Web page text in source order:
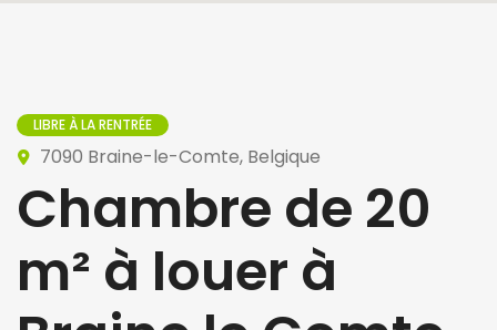
LIBRE À LA RENTRÉE
7090 Braine-le-Comte, Belgique
Chambre de 20
m² à louer à